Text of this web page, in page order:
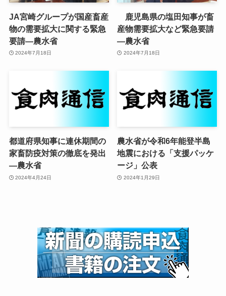
JA宮崎グループが国産畜産
物の需要拡大に関する緊急
要請—農水省
2024年7月18日
鹿児島県の塩田知事が畜
産物需要拡大など緊急要請
—農水省
2024年7月18日
都道府県知事に連休期間の
家畜防疫対策の徹底を発出
—農水省
2024年4月24日
農水省が令和6年能登半島
地震における「支援パッケ
ージ」公表
2024年1月29日